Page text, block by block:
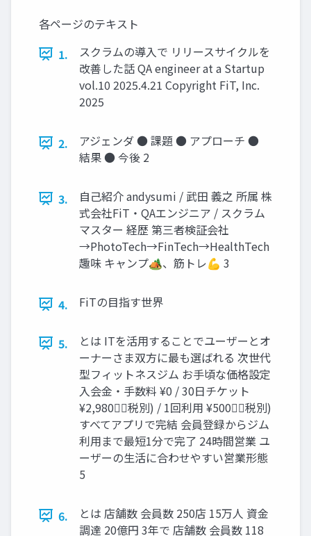
各ページのテキスト
1.
スクラムの導入で リリースサイクルを
改善した話 QA engineer at a Startup
vol.10 2025.4.21 Copyright FiT, Inc.
2025
2.
アジェンダ ● 課題 ● アプローチ ●
結果 ● 今後 2
3.
⾃⼰紹介 andysumi / 武田 義之 所属 株
式会社FiT・QAエンジニア / スクラム
マスター 経歴 第三者検証会社
→PhotoTech→FinTech→HealthTech
趣味 キャンプ🏕、筋トレ💪 3
4. FiTの⽬指す世界
5.
とは ITを活⽤することでユーザーとオ
ーナーさま双⽅に最も選ばれる 次世代
型フィットネスジム お⼿頃な価格設定
⼊会⾦‧⼿数料 ¥0 / 30日チケット
¥2,980税別) / 1回利用 ¥500税別)
すべてアプリで完結 会員登録からジム
利⽤まで最短1分で完了 24時間営業 ユ
ーザーの⽣活に合わせやすい営業形態
5
6.
とは 店舗数 会員数 250店 15万⼈ 資⾦
調達 20億円 3年で 店舗数 会員数 118